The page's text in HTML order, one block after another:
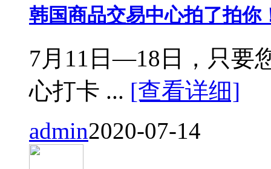
韩国商品交易中心拍了拍你
7月11日—18日，只要
心打卡 ... [查看详细]
admin2020-07-14